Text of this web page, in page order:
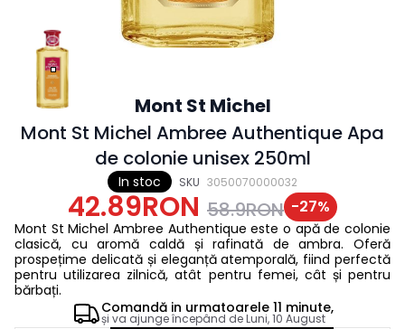
In stoc SKU 3050070000032
Mont St Michel
Mont St Michel Ambree Authentique Apa
de colonie unisex 250ml
42.89RON 58.9RON -27%
Mont St Michel Ambree Authentique este o apă de colonie
clasică, cu aromă caldă și rafinată de ambra. Oferă
prospețime delicată și eleganță atemporală, fiind perfectă
pentru utilizarea zilnică, atât pentru femei, cât și pentru
bărbați.
Comandă in urmatoarele 11 minute,
și va ajunge începând deLuni, 10 August